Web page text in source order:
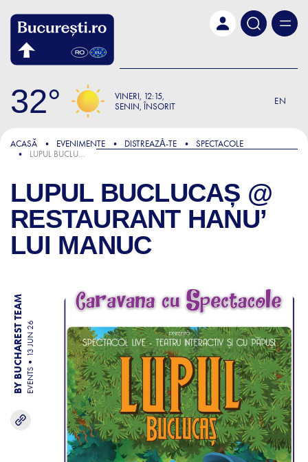
32 VINERI 12:15
SENIN, ÎNSORIT
EN
ACASĂ EVENIMENTE DISTREAZǍ-TE
SPECTACOLE
LUPUL BUCLUCAȘ @ RESTAURANT HANU’ LUI MANUC
LUPUL BUCLUCAȘ @
RESTAURANT HANU’
LUI MANUC
BY BUCHAREST TEAM EVENTS
13 JUN 26